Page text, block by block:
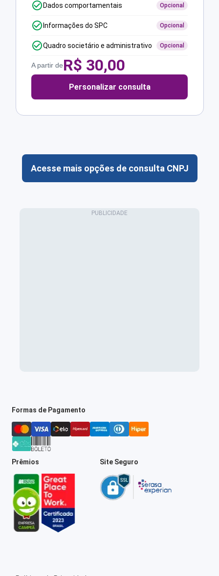
Dados comportamentais Opcional
Informações do SPC Opcional
Quadro societário e administrativo Opcional
A partir deR$ 30,00
Personalizar consulta
Acesse mais opções de consulta CNPJ
Formas de Pagamento
Prêmios Site Seguro